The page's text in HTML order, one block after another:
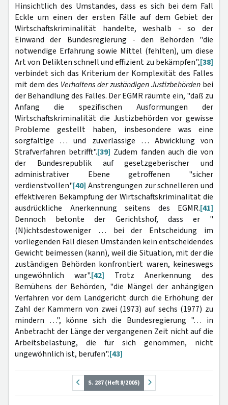
Hinsichtlich des Umstandes, dass es sich bei dem Fall
Eckle um einen der ersten Fälle auf dem Gebiet der
Wirtschaftskriminalität
handelte, weshalb - so der
Einwand der Bundesregierung - den Behörden "die
notwendige Erfahrung sowie Mittel (fehlten), um diese
Art von Delikten schnell und effizient zu bekämpfen",[38]
verbindet sich das Kriterium der Komplexität des Falles
mit dem des Verhaltens der zuständigen Justizbehörden bei
der Behandlung des Falles. Der EGMR räumte ein, "daß zu
Anfang die spezifischen Ausformungen der
Wirtschaftskriminalität die Justizbehörden vor gewisse
Probleme gestellt haben, insbesondere was eine
sorgfältige … und zuverlässige … Abwicklung von
Strafverfahren betrifft".[39] Zudem fanden auch die von
der Bundesrepublik auf gesetzgeberischer und
administrativer Ebene getroffenen "sicher
verdienstvollen"[40] Anstrengungen zur schnelleren und
effektiveren Bekämpfung der Wirtschaftskriminalität die
ausdrückliche Anerkennung seitens des EGMR.[41]
Dennoch betonte der Gerichtshof, dass er "
(N)ichtsdestoweniger … bei der Entscheidung im
vorliegenden Fall diesen Umständen kein entscheidendes
Gewicht beimessen (kann), weil die Situation, mit der die
zuständigen Behörden konfrontiert waren, keineswegs
ungewöhnlich war".[42] Trotz Anerkennung des
Bemühens der Behörden, "die Mängel der anhängigen
Verfahren vor dem Landgericht durch die Erhöhung der
Zahl der Kammern von zwei (1973) auf sechs (1977) zu
mindern …", könne sich die Bundesregierung "… in
Anbetracht der Länge der vergangenen Zeit nicht auf die
Arbeitsbelastung, die für sich genommen, nicht
ungewöhnlich ist, berufen".[43]
S. 287 (Heft 8/2005)